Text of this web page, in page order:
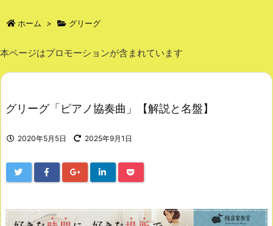
ホーム > グリーグ
本ページはプロモーションが含まれています
グリーグ「ピアノ協奏曲」【解説と名盤】
2020年5月5日 2025年9月1日